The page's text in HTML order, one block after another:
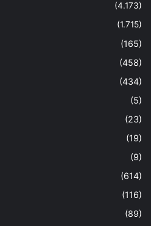
(4.173)
(1.715)
(165)
(458)
(434)
(5)
(23)
(19)
(9)
(614)
(116)
(89)